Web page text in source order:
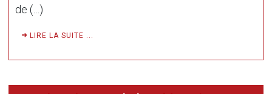
de (…)
LIRE LA SUITE ...